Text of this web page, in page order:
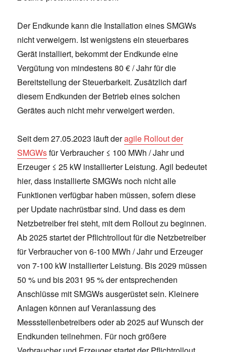
Der Endkunde kann die Installation eines SMGWs
nicht verweigern. Ist wenigstens ein steuerbares
Gerät installiert, bekommt der Endkunde eine
Vergütung von mindestens 80 € / Jahr für die
Bereitstellung der Steuerbarkeit. Zusätzlich darf
diesem Endkunden der Betrieb eines solchen
Gerätes auch nicht mehr verweigert werden.
Seit dem 27.05.2023 läuft deragile Rollout der
SMGWsfür Verbraucher ≤ 100 MWh / Jahr und
Erzeuger ≤ 25 kW installierter Leistung. Agil bedeutet
hier, dass installierte SMGWs noch nicht alle
Funktionen verfügbar haben müssen, sofern diese
per Update nachrüstbar sind. Und dass es dem
Netzbetreiber frei steht, mit dem Rollout zu beginnen.
Ab 2025 startet der Pflichtrollout für die Netzbetreiber
für Verbraucher von 6-100 MWh / Jahr und Erzeuger
von 7-100 kW installierter Leistung. Bis 2029 müssen
50 % und bis 2031 95 % der entsprechenden
Anschlüsse mit SMGWs ausgerüstet sein. Kleinere
Anlagen können auf Veranlassung des
Messstellenbetreibers oder ab 2025 auf Wunsch der
Endkunden teilnehmen. Für noch größere